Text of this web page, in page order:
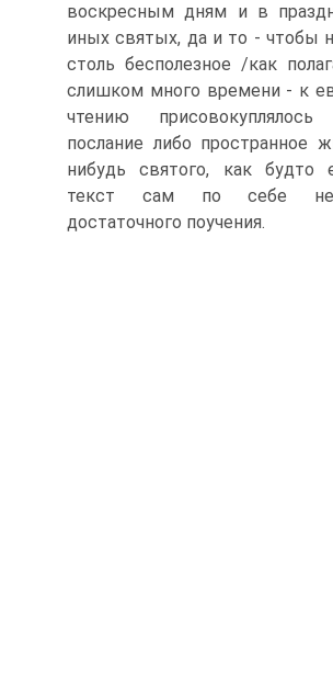
воскресным дням и в
иных святых, да и то - чтобы
столь бесполезное /как
слишком много времени - к
чтению присовокуплялось
послание либо пространное
нибудь святого, как будто
текст сам по себе не
достаточного поучения.